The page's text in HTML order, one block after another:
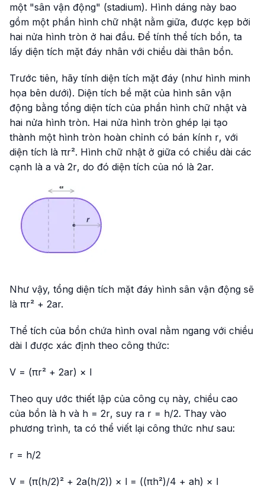
một "sân vận động" (stadium). Hình dáng này bao
gồm một phần hình chữ nhật nằm giữa, được kẹp bởi
hai nửa hình tròn ở hai đầu. Để tính thể tích bồn, ta
lấy diện tích mặt đáy nhân với chiều dài thân bồn.
Trước tiên, hãy tính diện tích mặt đáy (như hình minh
họa bên dưới). Diện tích bề mặt của hình sân vận
động bằng tổng diện tích của phần hình chữ nhật và
hai nửa hình tròn. Hai nửa hình tròn ghép lại tạo
thành một hình tròn hoàn chỉnh có bán kính r, với
diện tích là πr². Hình chữ nhật ở giữa có chiều dài các
cạnh là a và 2r, do đó diện tích của nó là 2ar.
Như vậy, tổng diện tích mặt đáy hình sân vận động sẽ
là πr² + 2ar.
Thể tích của bồn chứa hình oval nằm ngang với chiều
dài l được xác định theo công thức:
V = (πr² + 2ar) × l
Theo quy ước thiết lập của công cụ này, chiều cao
của bồn là h và h = 2r, suy ra r = h/2. Thay vào
phương trình, ta có thể viết lại công thức như sau:
r = h/2
V = (π(h/2)² + 2a(h/2)) × l = ((πh²)/4 + ah) × l